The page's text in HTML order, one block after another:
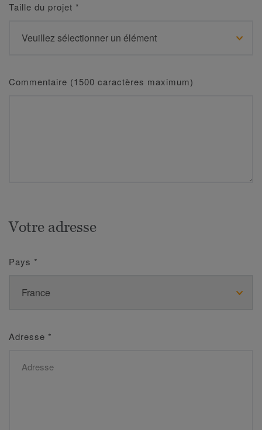
Taille du projet *
Commentaire (1500 caractères maximum)
Votre adresse
Pays *
Adresse *